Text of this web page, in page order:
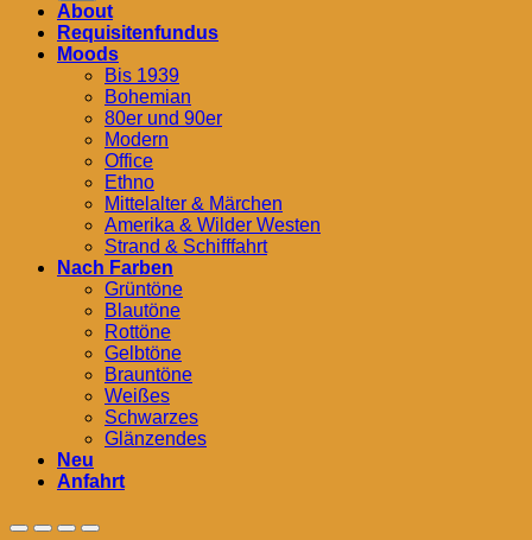
About
Requisitenfundus
Moods
Bis 1939
Bohemian
80er und 90er
Modern
Office
Ethno
Mittelalter & Märchen
Amerika & Wilder Westen
Strand & Schifffahrt
Nach Farben
Grüntöne
Blautöne
Rottöne
Gelbtöne
Brauntöne
Weißes
Schwarzes
Glänzendes
Neu
Anfahrt